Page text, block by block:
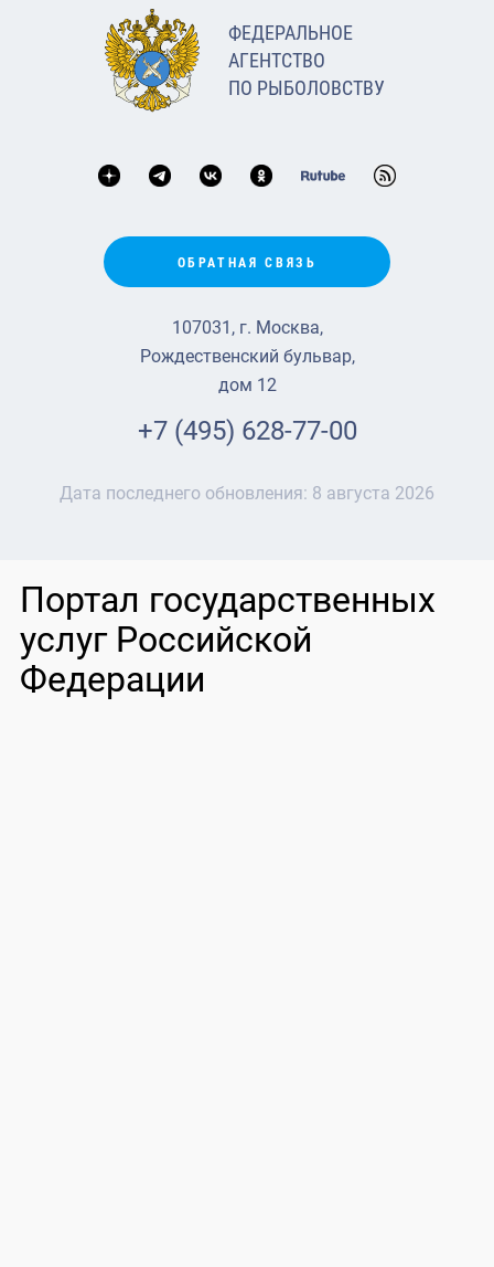
ФЕДЕРАЛЬНОЕ
АГЕНТСТВО
ПО РЫБОЛОВСТВУ
ОБРАТНАЯ СВЯЗЬ
107031, г. Москва,
Рождественский бульвар,
дом 12
+7 (495) 628-77-00
Дата последнего обновления: 8 августа 2026
Портал государственных
услуг Российской
Федерации